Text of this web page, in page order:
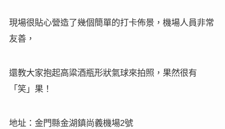
現場很貼心營造了幾個簡單的打卡佈景，機場人員非常
友善，
還教大家抱起高粱酒瓶形狀氣球來拍照，果然很有
「笑」果！
地址：金門縣金湖鎮尚義機場2號